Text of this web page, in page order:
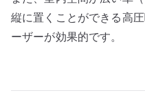
縦に置くことができる高
ーザーが効果的です。